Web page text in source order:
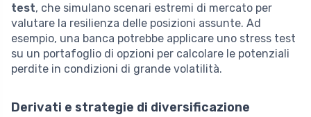
test, che simulano scenari estremi di mercato per
valutare la resilienza delle posizioni assunte. Ad
esempio, una banca potrebbe applicare uno stress test
su un portafoglio di opzioni per calcolare le potenziali
perdite in condizioni di grande volatilità.
Derivati e strategie di diversificazione